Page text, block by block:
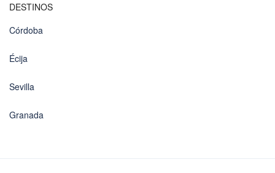
DESTINOS
Córdoba
Écija
Sevilla
Granada